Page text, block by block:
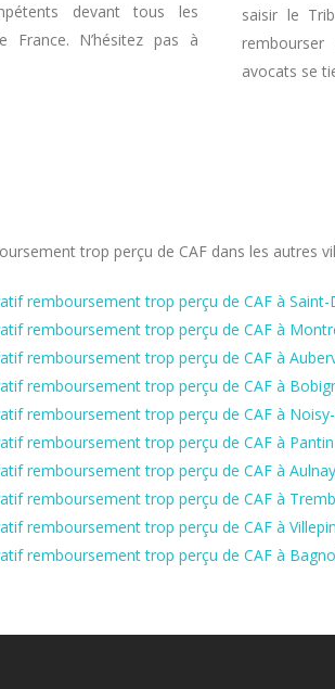
devant tous les
France. N’hésitez pas à
saisir le
avocats se
trop perçu de CAF dans les autres
remboursement trop perçu de CAF à Saint-
remboursement trop perçu de CAF à
remboursement trop perçu de CAF à
remboursement trop perçu de CAF à
remboursement trop perçu de CAF à
remboursement trop perçu de CAF à
remboursement trop perçu de CAF à
remboursement trop perçu de CAF à
remboursement trop perçu de CAF à
remboursement trop perçu de CAF à